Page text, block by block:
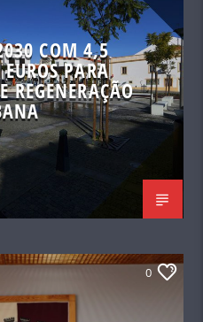
COM 4,5
PARA
REGENERAÇÃO
0